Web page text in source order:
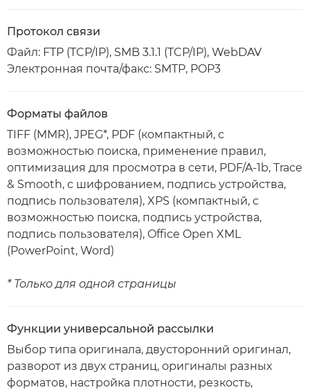
Протокол связи
Файл: FTP (TCP/IP), SMB 3.1.1 (TCP/IP), WebDAV
Электронная почта/факс: SMTP, POP3
Форматы файлов
TIFF (MMR), JPEG*, PDF (компактный, с
возможностью поиска, применение правил,
оптимизация для просмотра в сети, PDF/A-1b, Trace
& Smooth, с шифрованием, подпись устройства,
подпись пользователя), XPS (компактный, с
возможностью поиска, подпись устройства,
подпись пользователя), Office Open XML
(PowerPoint, Word)
* Только для одной страницы
Функции универсальной рассылки
Выбор типа оригинала, двусторонний оригинал,
разворот из двух страниц, оригиналы разных
форматов, настройка плотности, резкость,